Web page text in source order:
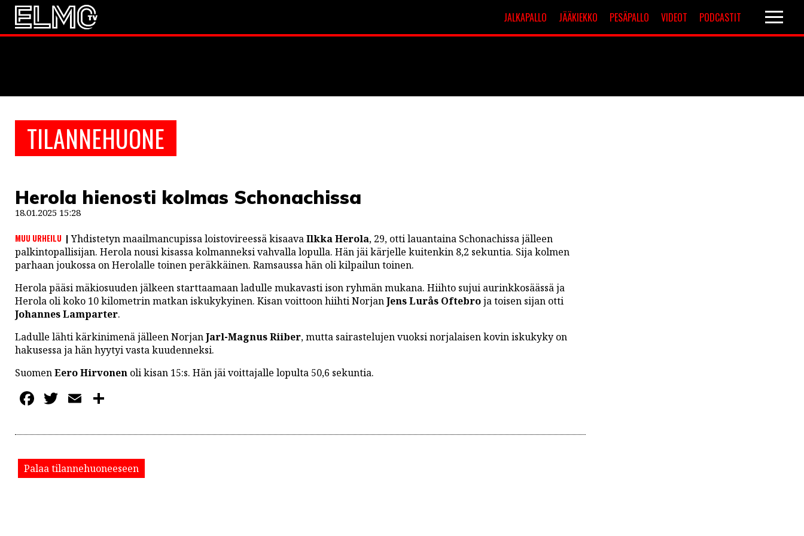
JALKAPALLO JÄÄKIEKKO PESÄPALLO VIDEOT PODCASTIT
TILANNEHUONE
Herola hienosti kolmas Schonachissa
18.01.2025 15:28
MUU URHEILU Yhdistetyn maailmancupissa loistovireessä kisaavaIlkka Herola, 29, otti lauantaina Schonachissa jälleen
palkintopallisijan. Herola nousi kisassa kolmanneksi vahvalla lopulla. Hän jäi kärjelle kuitenkin 8,2 sekuntia. Sija kolmen
parhaan joukossa on Herolalle toinen peräkkäinen. Ramsaussa hän oli kilpailun toinen.
Herola pääsi mäkiosuuden jälkeen starttaamaan ladulle mukavasti ison ryhmän mukana. Hiihto sujui aurinkkosäässä ja
Herola oli koko 10 kilometrin matkan iskukykyinen. Kisan voittoon hiihti NorjanJens Lurås Oftebroja toisen sijan otti
Johannes Lamparter.
Ladulle lähti kärkinimenä jälleen NorjanJarl-Magnus Riiber, mutta sairastelujen vuoksi norjalaisen kovin iskukyky on
hakusessa ja hän hyytyi vasta kuudenneksi.
SuomenEero Hirvonen oli kisan 15:s. Hän jäi voittajalle lopulta 50,6 sekuntia.
Facebook
Twitter
Email
Palaa tilannehuoneeseen
JALKAPALLO
EM2021
JÄÄKIEKKO
PESÄPALLO
LINTU VAI KALA
46 DENTON ROAD
VIDEOT
PODCASTIT
KOLUMNIT